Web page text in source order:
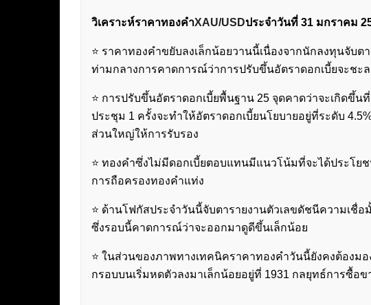
วิเคราะห์ราคาทองคำXAU/USDประจำวันที่ 31 มกราคม
⭐️ ราคาทองคำขยับลงเล็กน้อยวานนี้เนื่องจากนักลงทุนจับ
ท่ามกลางการคาดการณ์ว่าการปรับขึ้นอัตราดอกเบี้ยจะชะ
⭐️ การปรับขึ้นอัตราดอกเบี้ยพื้นฐาน 25 จุดคาดว่าจะเกิดขึ้น
ประชุม 1 ครั้งจะทำให้อัตราดอกเบี้ยนโยบายอยู่ที่ระดับ
ส่วนใหญ่ให้การรับรอง
⭐️ ทองคำซึ่งไม่มีดอกเบี้ยตอบแทนมีแนวโน้มที่จะได้ประโย
การถือครองทองคำแท่ง
⭐️ ด้านโฟกัสประจำวันนี้จับตารายงานตัวเลขดัชนีความเชื่อ
ซึ่งรอบนี้คาดการณ์ว่าจะออกมาดูดีขึ้นเล็กน้อย
⭐️ ในส่วนของภาพทางเทคนิคราคาทองคำวันนี้ยังคงต้องม
กรอบบนเริ่มหดตัวลงมาเล็กน้อยอยู่ที่ 1931 กลยุทธ์การซื้อ